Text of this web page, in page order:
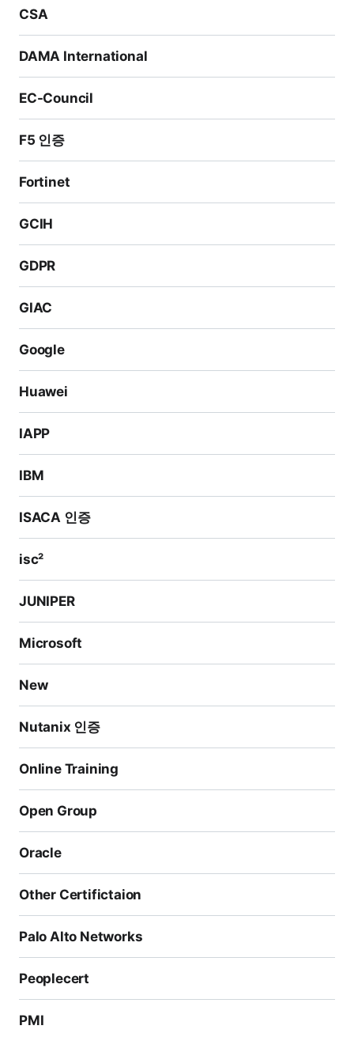
CSA
DAMA International
EC-Council
F5 인증
Fortinet
GCIH
GDPR
GIAC
Google
Huawei
IAPP
IBM
ISACA 인증
isc²
JUNIPER
Microsoft
New
Nutanix 인증
Online Training
Open Group
Oracle
Other Certifictaion
Palo Alto Networks
Peoplecert
PMI